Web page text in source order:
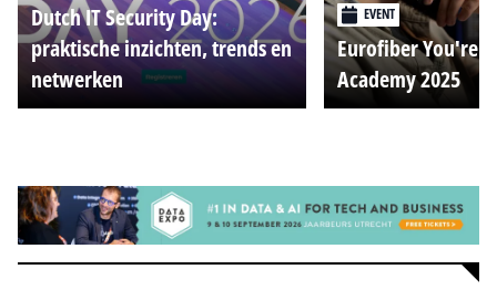
Dutch IT Security Day:
praktische inzichten, trends en
netwerken
EVENT
Eurofiber You're
Academy 2025